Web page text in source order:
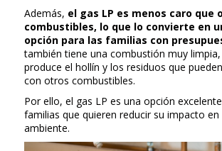
Además, el gas LP es menos caro que
combustibles, lo que lo convierte en
opción para las familias con
también tiene una combustión muy
produce el hollín y los residuos que
con otros combustibles.
Por ello, el gas LP es una opción
familias que quieren reducir su impacto
ambiente.